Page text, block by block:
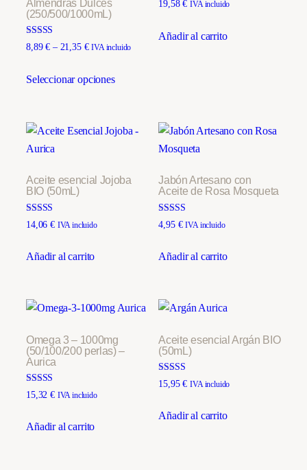
Almendras Dulces
(250/500/1000mL)
Valorado con
5.00
8,89€ – 21,35 €Rango
precios:
21,35 €
IVA incluido
Seleccionar opcionesproducto
variantes.
opciones
producto
19,58€ IVA incluido
Añadir al carrito
Aceite esencial Jojoba
BIO (50mL)
Valorado con
5.00
14,06€ IVA incluido
Añadir al carrito
Jabón Artesano con
Aceite de Rosa Mosqueta
Valorado con
5.00
4,95 € IVA incluido
Añadir al carrito
Omega 3 – 1000mg
(50/100/200 perlas) –
Aurica
Valorado con
5.00
15,32€ IVA incluido
Añadir al carrito
Aceite esencial Argán BIO
(50mL)
Valorado con
5.00
15,95€ IVA incluido
Añadir al carrito